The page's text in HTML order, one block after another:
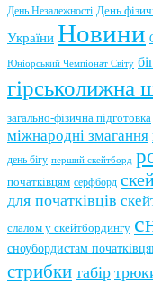
День Незалежності День
України Новини
Юніорський Чемпіонат Світу
гірськолижна
загально-фізична підготовка
міжнародні змагання
день бігу перший скейтборд
початківцям серфборд
для початківців
слалом у скейтбордингу
сноубордистам
стрибки табір